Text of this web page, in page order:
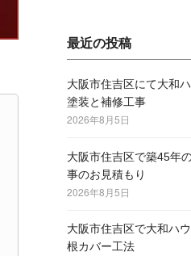
最近の投稿
大阪市住吉区にて大和
塗装と補修工事
2026年8月5日
大阪市住吉区で築45年
事のお見積もり
2026年8月5日
大阪市住吉区で大和ハ
根カバー工法